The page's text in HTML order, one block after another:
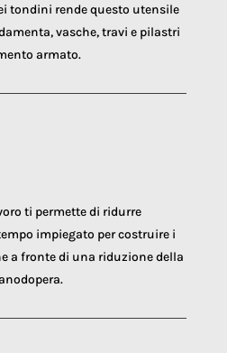
tondini rende questo utensile
vasche, travi e pilastri
armato.
ti permette di ridurre
impiegato per costruire i
a fronte di una riduzione della